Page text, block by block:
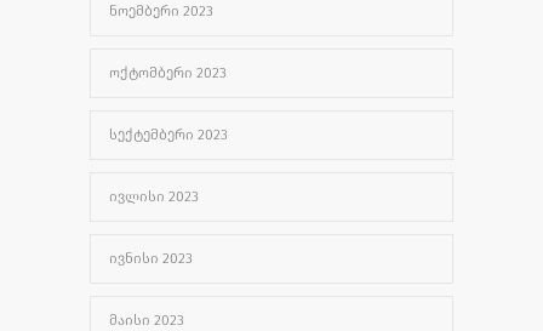
ᲜᲝᲔᲛᲑᲔᲠᲘ 2023
ᲝᲥᲢᲝᲛᲑᲔᲠᲘ 2023
ᲡᲔᲥᲢᲔᲛᲑᲔᲠᲘ 2023
ᲘᲕᲚᲘᲡᲘ 2023
ᲘᲕᲜᲘᲡᲘ 2023
ᲛᲐᲘᲡᲘ 2023